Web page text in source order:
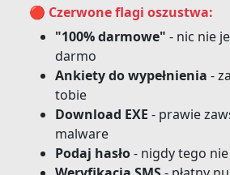
🔴 Czerwone flagi oszustwa:
"100% darmowe" - nic nie
darmo
Ankiety do wypełnienia -
tobie
Download EXE - prawie
malware
Podaj hasło- nigdy tego